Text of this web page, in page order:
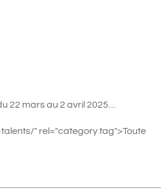
22 mars au 2 avril 2025…
" rel="category tag">Toute